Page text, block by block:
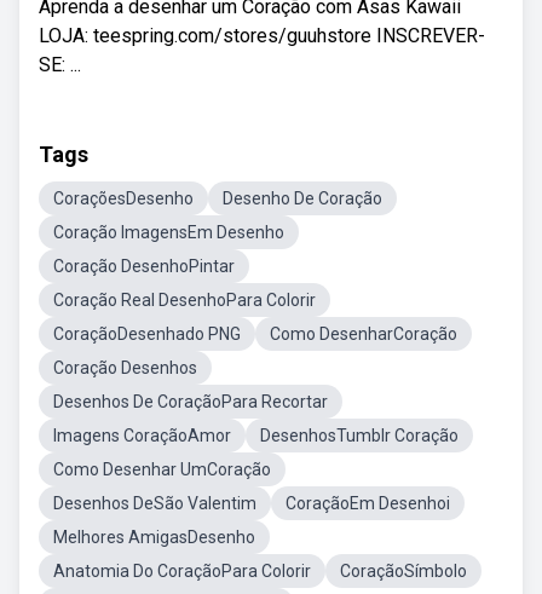
Aprenda a desenhar um Coração com Asas Kawaii
LOJA: teespring.com/stores/guuhstore INSCREVER-
SE: ...
Tags
CoraçõesDesenho
Desenho De Coração
Coração ImagensEm Desenho
Coração DesenhoPintar
Coração Real DesenhoPara Colorir
CoraçãoDesenhado PNG
Como DesenharCoração
Coração Desenhos
Desenhos De CoraçãoPara Recortar
Imagens CoraçãoAmor
DesenhosTumblr Coração
Como Desenhar UmCoração
Desenhos DeSão Valentim
CoraçãoEm Desenhoi
Melhores AmigasDesenho
Anatomia Do CoraçãoPara Colorir
CoraçãoSímbolo